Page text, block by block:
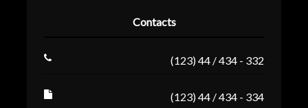
Contacts
(123) 44 / 434 - 332
(123) 44 / 434 - 334